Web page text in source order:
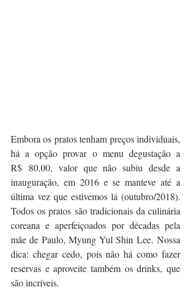
Embora os pratos tenham preços individuais,
há a opção provar o menu degustação a
R$ 80,00, valor que não subiu desde a
inauguração, em 2016 e se manteve até a
última vez que estivemos lá (outubro/2018).
Todos os pratos são tradicionais da culinária
coreana e aperfeiçoados por décadas pela
mãe de Paulo, Myung Yul Shin Lee. Nossa
dica: chegar cedo, pois não há como fazer
reservas e aproveite também os drinks, que
são incríveis.